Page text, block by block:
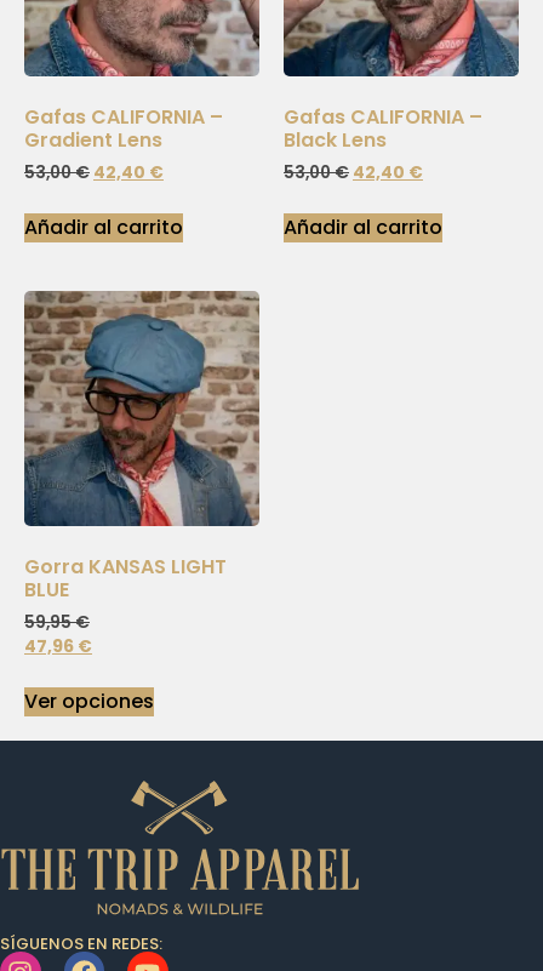
Gafas CALIFORNIA –
Gradient Lens
53,00€ 42,40 €
Añadir al carrito
Gafas CALIFORNIA –
Black Lens
53,00€ 42,40 €
Añadir al carrito
Gorra KANSAS LIGHT
BLUE
59,95€
47,96 €
Ver opciones
SÍGUENOS EN REDES: